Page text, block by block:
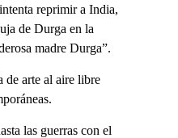
reprimir a India,
de Durga en la
madre Durga”.
de arte al aire libre
las guerras con el